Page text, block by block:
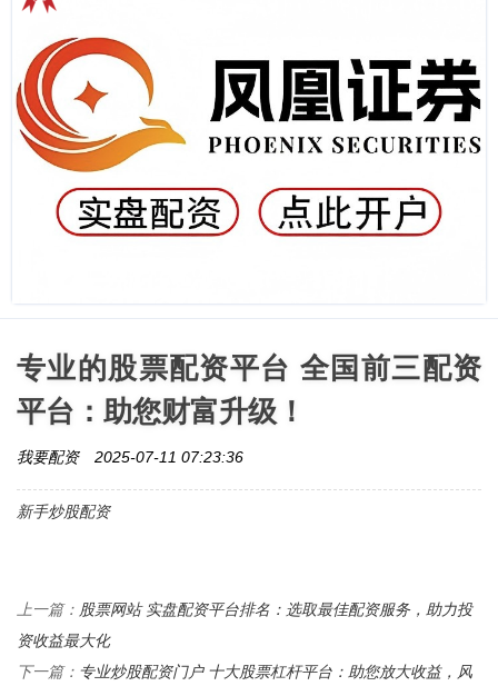
专业的股票配资平台 全国前三配资
平台：助您财富升级！
我要配资 2025-07-11 07:23:36
新手炒股配资
上一篇： 股票网站 实盘配资平台排名：选取最佳配资服务，助力投
资收益最大化
下一篇： 专业炒股配资门户 十大股票杠杆平台：助您放大收益，风